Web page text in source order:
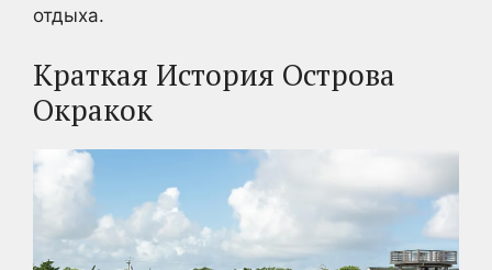
отдыха.
Краткая История Острова
Окракок